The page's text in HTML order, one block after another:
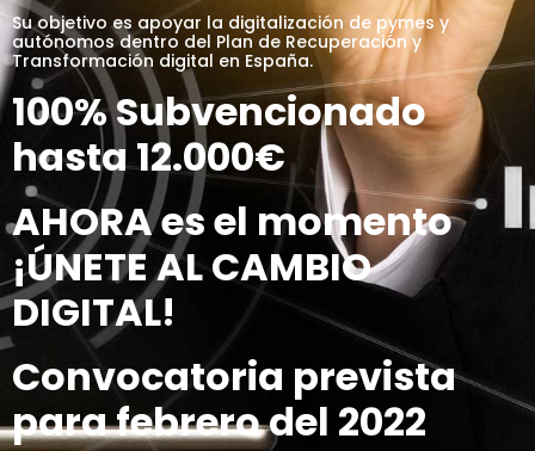
Su objetivo es apoyar la digitalización de pymes y
autónomos dentro del Plan de Recuperación y
Transformación digital en España.
100% Subvencionado
hasta 12.000€
AHORAes el momento
¡ÚNETE AL CAMBIO
DIGITAL!
Convocatoria prevista
para febrero del 2022